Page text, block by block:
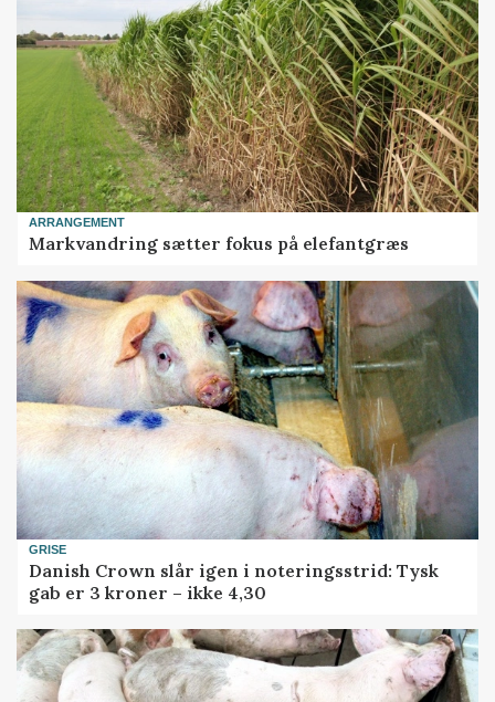
ARRANGEMENT
Markvandring sætter fokus på elefantgræs
GRISE
Danish Crown slår igen i noteringsstrid: Tysk
gab er 3 kroner – ikke 4,30